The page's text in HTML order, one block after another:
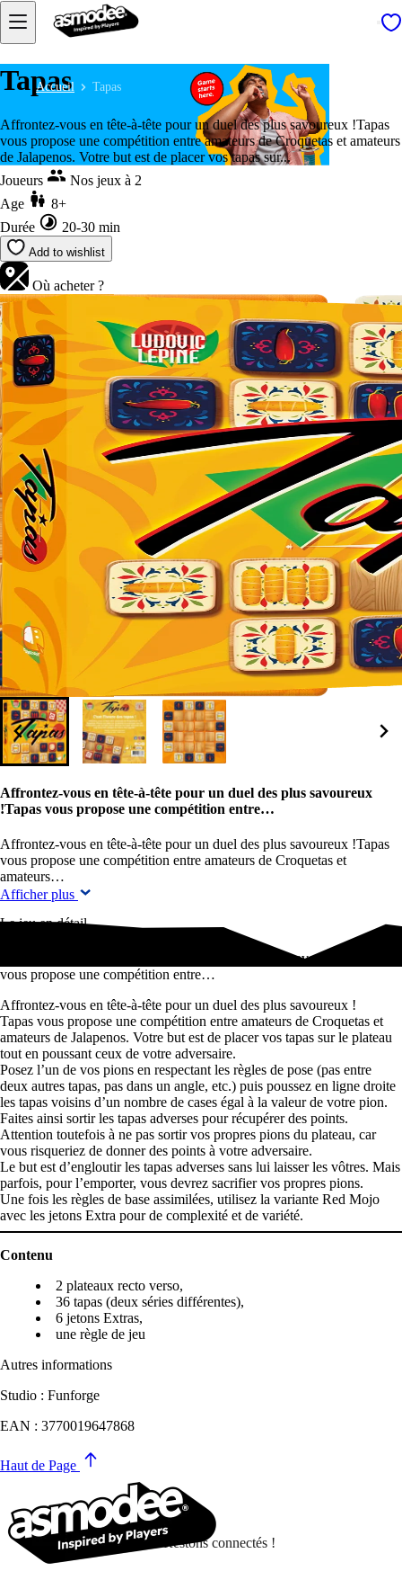
Accueil Tapas
Tapas
Affrontez-vous en tête-à-tête pour un duel des plus savoureux !Tapas
vous propose une compétition entre amateurs de Croquetas et amateurs
de Jalapenos. Votre but est de placer vos tapas sur...
Joueurs
Nos jeux à 2
Age
8+
Durée
20-30 min
Add to wishlist
Où acheter ?
Affrontez-vous en tête-à-tête pour un duel des plus savoureux
!Tapas vous propose une compétition entre…
Affrontez-vous en tête-à-tête pour un duel des plus savoureux !Tapas
vous propose une compétition entre amateurs de Croquetas et
amateurs…
Afficher plus
Le jeu en détail
Affrontez-vous en tête-à-tête pour un duel des plus savoureux !Tapas
vous propose une compétition entre…
Affrontez-vous en tête-à-tête pour un duel des plus savoureux !
Tapas vous propose une compétition entre amateurs de Croquetas et
amateurs de Jalapenos. Votre but est de placer vos tapas sur le plateau
tout en poussant ceux de votre adversaire.
Posez l’un de vos pions en respectant les règles de pose (pas entre
deux autres tapas, pas dans un angle, etc.) puis poussez en ligne droite
les tapas voisins d’un nombre de cases égal à la valeur de votre pion.
Faites ainsi sortir les tapas adverses pour récupérer des points.
Attention toutefois à ne pas sortir vos propres pions du plateau, car
vous risqueriez de donner des points à votre adversaire.
Le but est d’engloutir les tapas adverses sans lui laisser les vôtres. Mais
parfois, pour l’emporter, vous devrez sacrifier vos propres pions.
Une fois les règles de base assimilées, utilisez la variante Red Mojo
avec les jetons Extra pour de complexité et de variété.
Contenu
2 plateaux recto verso,
36 tapas (deux séries différentes),
6 jetons Extras,
une règle de jeu
Autres informations
Studio : Funforge
EAN : 3770019647868
Haut de Page
Restons connectés !